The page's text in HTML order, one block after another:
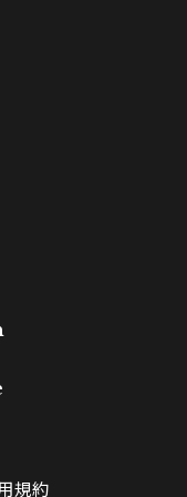
規約